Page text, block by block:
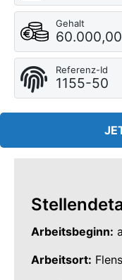
Gehalt
Referenz-Id
1155-50
Arbeitsbeginn:
Arbeitsort: